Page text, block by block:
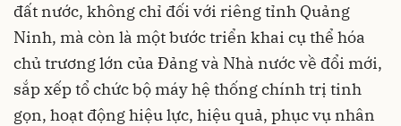
đất nước, không chỉ đối với riêng tỉnh Quảng
Ninh, mà còn là một bước triển khai cụ thể hóa
chủ trương lớn của Đảng và Nhà nước về đổi mới,
sắp xếp tổ chức bộ máy hệ thống chính trị tinh
gọn, hoạt động hiệu lực, hiệu quả, phục vụ nhân